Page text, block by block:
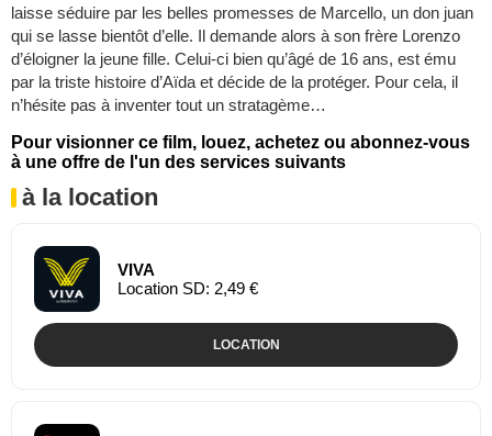
laisse séduire par les belles promesses de Marcello, un don juan
qui se lasse bientôt d’elle. Il demande alors à son frère Lorenzo
d’éloigner la jeune fille. Celui-ci bien qu’âgé de 16 ans, est ému
par la triste histoire d’Aïda et décide de la protéger. Pour cela, il
n’hésite pas à inventer tout un stratagème…
Pour visionner ce film, louez, achetez ou abonnez-vous
à une offre de l'un des services suivants
à la location
VIVA
Location SD: 2,49 €
LOCATION